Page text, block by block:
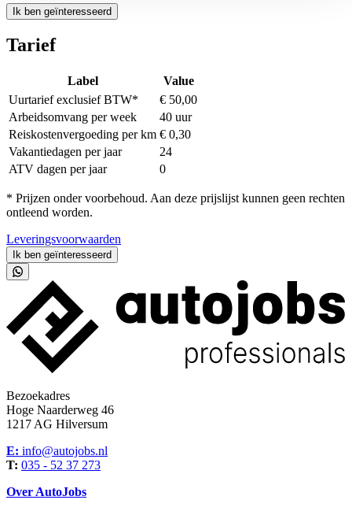
Ik ben geïnteresseerd
Tarief
Label
Value
Uurtarief exclusief BTW*
€ 50,00
Arbeidsomvang per week
40 uur
Reiskostenvergoeding per km € 0,30
Vakantiedagen per jaar
24
ATV dagen per jaar
0
* Prijzen onder voorbehoud. Aan deze prijslijst kunnen geen rechten
ontleend worden.
Leveringsvoorwaarden
Ik ben geïnteresseerd
Bezoekadres
Hoge Naarderweg 46
1217 AG Hilversum
E: info@autojobs.nl
T: 035 - 52 37 273
Over AutoJobs